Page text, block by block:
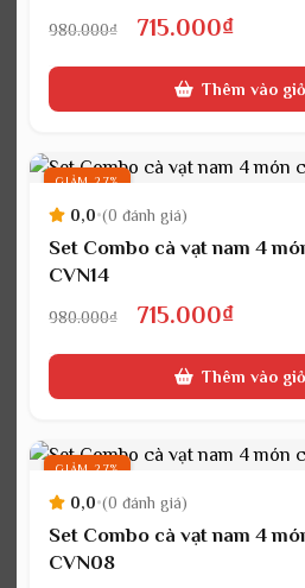
980.000₫
Giá
gốc
715.000₫Giá
hiện
tại
Thêm vào giỏ
GIẢM 27%
0,0•(0 đánh giá)
Set Combo cà vạt nam 4
CVN14
980.000₫
Giá
gốc
715.000₫Giá
hiện
tại
Thêm vào giỏ
GIẢM 27%
0,0•(0 đánh giá)
Set Combo cà vạt nam 4
CVN08